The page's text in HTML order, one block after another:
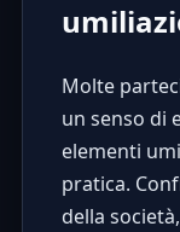
Molte
un senso di
elementi
pratica.
della